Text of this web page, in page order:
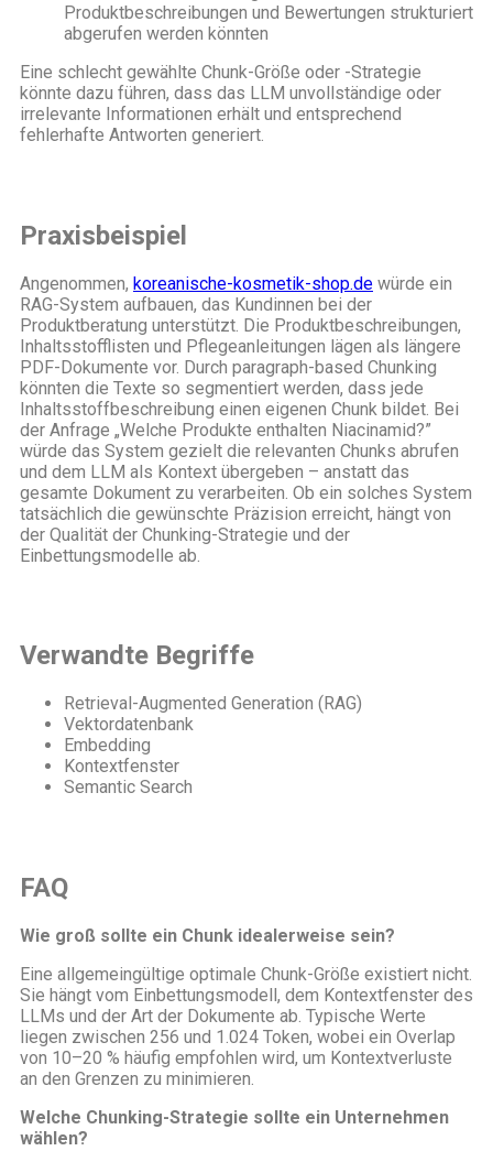
Produktbeschreibungen und Bewertungen strukturiert
abgerufen werden könnten
Eine schlecht gewählte Chunk-Größe oder -Strategie
könnte dazu führen, dass das LLM unvollständige oder
irrelevante Informationen erhält und entsprechend
fehlerhafte Antworten generiert.
Praxisbeispiel
Angenommen, koreanische-kosmetik-shop.de würde ein
RAG-System aufbauen, das Kundinnen bei der
Produktberatung unterstützt. Die Produktbeschreibungen,
Inhaltsstofflisten und Pflegeanleitungen lägen als längere
PDF-Dokumente vor. Durch paragraph-based Chunking
könnten die Texte so segmentiert werden, dass jede
Inhaltsstoffbeschreibung einen eigenen Chunk bildet. Bei
der Anfrage „Welche Produkte enthalten Niacinamid?”
würde das System gezielt die relevanten Chunks abrufen
und dem LLM als Kontext übergeben – anstatt das
gesamte Dokument zu verarbeiten. Ob ein solches System
tatsächlich die gewünschte Präzision erreicht, hängt von
der Qualität der Chunking-Strategie und der
Einbettungsmodelle ab.
Verwandte Begriffe
Retrieval-Augmented Generation (RAG)
Vektordatenbank
Embedding
Kontextfenster
Semantic Search
FAQ
Wie groß sollte ein Chunk idealerweise sein?
Eine allgemeingültige optimale Chunk-Größe existiert nicht.
Sie hängt vom Einbettungsmodell, dem Kontextfenster des
LLMs und der Art der Dokumente ab. Typische Werte
liegen zwischen 256 und 1.024 Token, wobei ein Overlap
von 10–20 % häufig empfohlen wird, um Kontextverluste
an den Grenzen zu minimieren.
Welche Chunking-Strategie sollte ein Unternehmen
wählen?